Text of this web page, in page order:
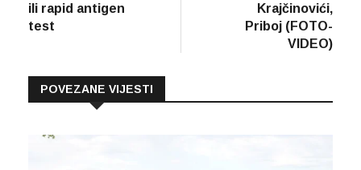
ili rapid antigen
test
Krajčinovići,
Priboj (FOTO-
VIDEO)
POVEZANE VIJESTI